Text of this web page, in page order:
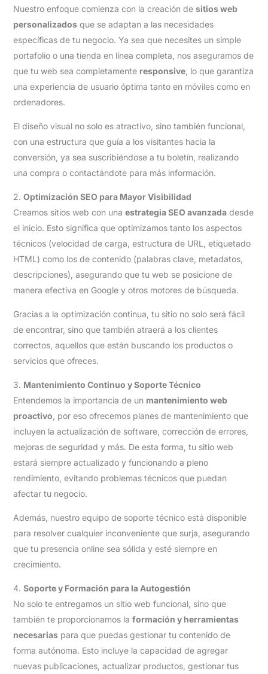
Nuestro enfoque comienza con la creación de sitios web
personalizadosque se adaptan a las necesidades
específicas de tu negocio. Ya sea que necesites un simple
portafolio o una tienda en línea completa, nos aseguramos de
que tu web sea completamente responsive, lo que garantiza
una experiencia de usuario óptima tanto en móviles como en
ordenadores.
El diseño visual no solo es atractivo, sino también funcional,
con una estructura que guía a los visitantes hacia la
conversión, ya sea suscribiéndose a tu boletín, realizando
una compra o contactándote para más información.
2. Optimización SEO para Mayor Visibilidad
Creamos sitios web con una estrategia SEO avanzadadesde
el inicio. Esto significa que optimizamos tanto los aspectos
técnicos (velocidad de carga, estructura de URL, etiquetado
HTML) como los de contenido (palabras clave, metadatos,
descripciones), asegurando que tu web se posicione de
manera efectiva en Google y otros motores de búsqueda.
Gracias a la optimización continua, tu sitio no solo será fácil
de encontrar, sino que también atraerá a los clientes
correctos, aquellos que están buscando los productos o
servicios que ofreces.
3. Mantenimiento Continuo y Soporte Técnico
Entendemos la importancia de un mantenimiento web
proactivo , por eso ofrecemos planes de mantenimiento que
incluyen la actualización de software, corrección de errores,
mejoras de seguridad y más. De esta forma, tu sitio web
estará siempre actualizado y funcionando a pleno
rendimiento, evitando problemas técnicos que puedan
afectar tu negocio.
Además, nuestro equipo de soporte técnico está disponible
para resolver cualquier inconveniente que surja, asegurando
que tu presencia online sea sólida y esté siempre en
crecimiento.
4. Soporte y Formación para la Autogestión
No solo te entregamos un sitio web funcional, sino que
también te proporcionamos la formación y herramientas
necesariaspara que puedas gestionar tu contenido de
forma autónoma. Esto incluye la capacidad de agregar
nuevas publicaciones, actualizar productos, gestionar tus